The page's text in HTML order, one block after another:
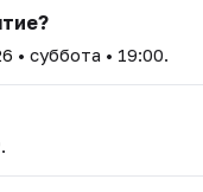
• суббота • 19:00.